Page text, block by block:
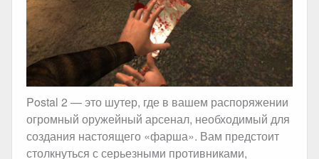
Postal 2 — это шутер, где в вашем распоряжении
огромный оружейный арсенал, необходимый для
создания настоящего «фарша». Вам предстоит
столкнуться с серьезными противниками,